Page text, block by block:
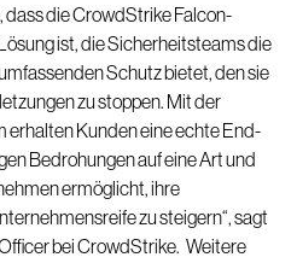
die CrowdStrike Falcon-
ist, die Sicherheitsteams die
Schutz bietet, den sie
zu stoppen. Mit der
Kunden eine echte End-
Bedrohungen auf eine Art und
ermöglicht, ihre
zu steigern“, sagt
bei CrowdStrike. Weitere